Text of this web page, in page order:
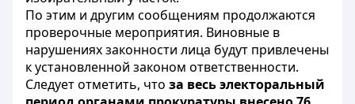
По этим и другим сообщениям продолжаются
проверочные мероприятия. Виновные в
нарушениях законности лица будут привлечены
к установленной законом ответственности.
Следует отметить, что за весь электоральный